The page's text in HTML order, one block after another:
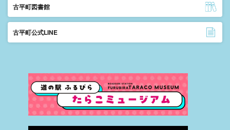
古平町図書館
古平町公式LINE